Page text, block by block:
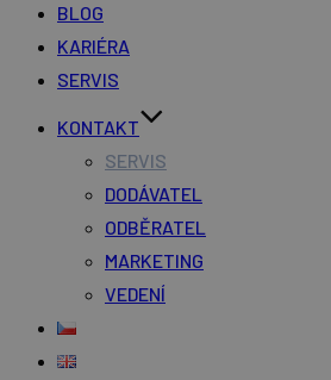
BLOG
KARIÉRA
SERVIS
KONTAKT
SERVIS
DODÁVATEL
ODBĚRATEL
MARKETING
VEDENÍ